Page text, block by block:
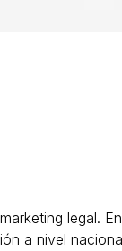
legal.
a nivel